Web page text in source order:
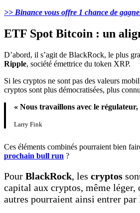
>> Binance vous offre 1 chance de
ETF Spot Bitcoin : un
D’abord, il s’agit de BlackRock, le plus
Ripple, société émettrice du token XRP.
Si les cryptos ne sont pas des valeurs
cryptos sont plus démocratisées, plus
« Nous travaillons avec le
Larry Fink
Ces éléments combinés pourraient bien
prochain bull run ?
Pour BlackRock, les cryptos
capital aux cryptos, même
autres pourraient ainsi entrer par